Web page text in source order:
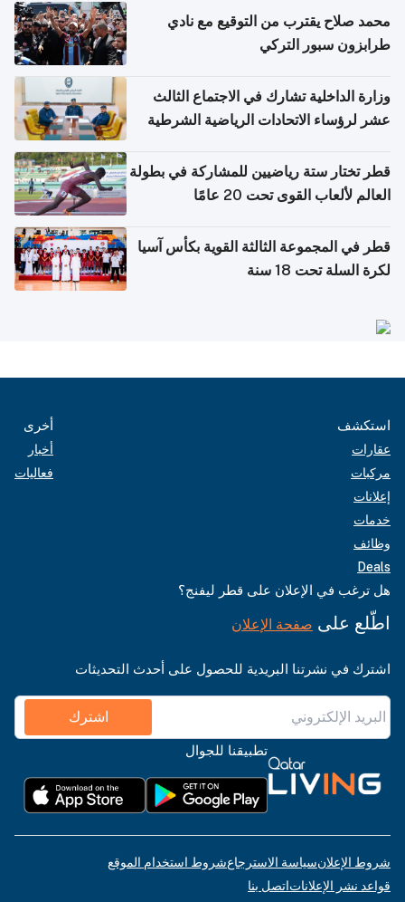
محمد صلاح يقترب من التوقيع مع نادي
طرابزون سبور التركي
وزارة الداخلية تشارك في الاجتماع الثالث
عشر لرؤساء الاتحادات الرياضية الشرطية
قطر تختار ستة رياضيين للمشاركة في بطولة
العالم لألعاب القوى تحت 20 عامًا
قطر في المجموعة الثالثة القوية بكأس آسيا
لكرة السلة تحت 18 سنة
استكشف
عقارات
مركبات
إعلانات
خدمات
وظائف
Deals
أخرى
أخبار
فعاليات
هل ترغب في الإعلان على قطر ليفنج؟
اطّلع على صفحة الإعلان
اشترك في نشرتنا البريدية للحصول على أحدث التحديثات
اشترك
تطبيقنا للجوال
شروط الإعلانسياسة الاسترجاعشروط استخدام الموقع
قواعد نشر الإعلاناتاتصل بنا